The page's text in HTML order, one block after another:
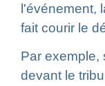
l'événement,
fait courir le
Par exemple,
devant le